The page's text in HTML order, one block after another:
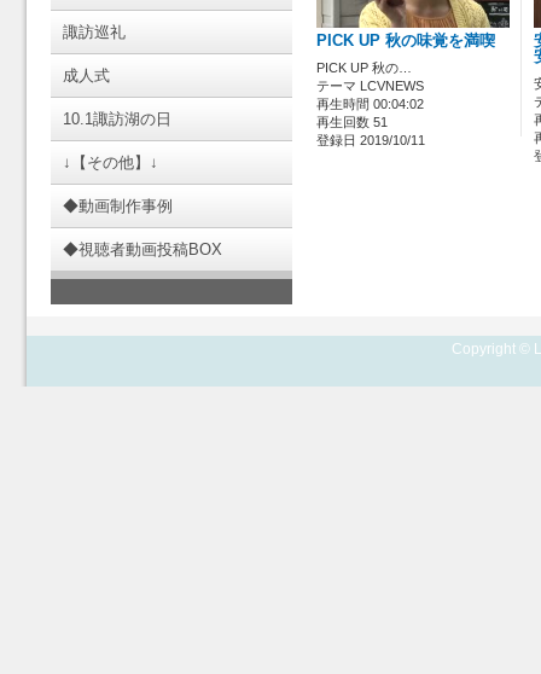
諏訪巡礼
成人式
10.1諏訪湖の日
↓【その他】↓
◆動画制作事例
◆視聴者動画投稿BOX
PICK UP 秋の味覚を満喫
PICK UP 秋の…
テーマ LCVNEWS
再生時間 00:04:02
再生回数 51
登録日 2019/10/11
Copyright ©